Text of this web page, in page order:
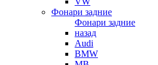
Фонари задние
Фонари задние
назад
Audi
BMW